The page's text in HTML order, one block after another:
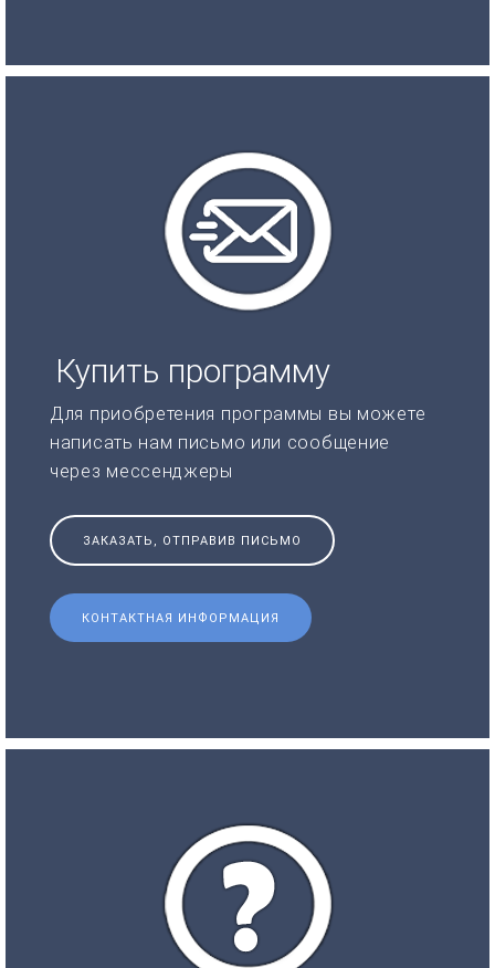
Купить программу
Для приобретения программы вы можете
написать нам письмо или сообщение
через мессенджеры
ЗАКАЗАТЬ, ОТПРАВИВ ПИСЬМО
КОНТАКТНАЯ ИНФОРМАЦИЯ